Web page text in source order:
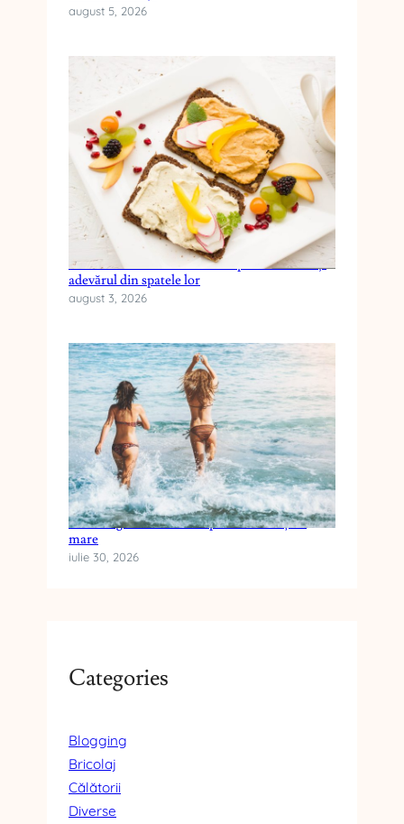
august 5, 2026
Cele mai frecvente mituri despre dieta keto și
adevărul din spatele lor
august 3, 2026
Cum alegi crema cu SPF pentru vacanța la
mare
iulie 30, 2026
Categories
Blogging
Bricolaj
Călătorii
Diverse